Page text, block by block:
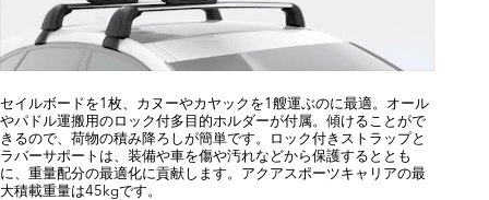
セイルボードを1枚、カヌーやカヤックを1艘運ぶのに最適。オール
やパドル運搬用のロック付多目的ホルダーが付属。傾けることがで
きるので、荷物の積み降ろしが簡単です。ロック付きストラップと
ラバーサポートは、装備や車を傷や汚れなどから保護するととも
に、重量配分の最適化に貢献します。アクアスポーツキャリアの最
大積載重量は45kgです。